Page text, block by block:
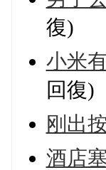
復)
小米
回復)
刚出
酒店